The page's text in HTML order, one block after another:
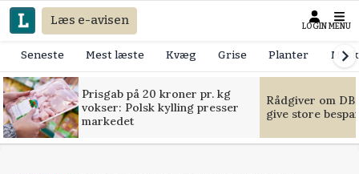
Læs e-avisen LOGIN MENU
Seneste Mest læste Kvæg Grise Planter
Prisgab på 20 kroner pr. kg
vokser: Polsk kylling presser
markedet
Rådgiver om
give store